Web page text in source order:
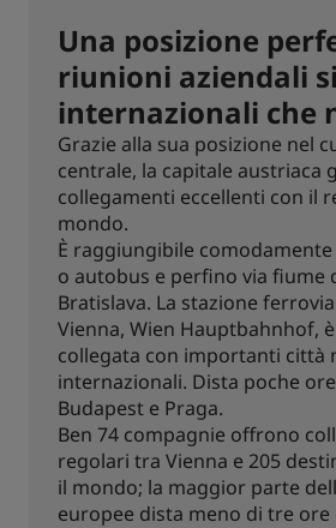
Una posizione
riunioni aziendali
internazionali che
Grazie alla sua posizione nel
centrale, la capitale austriaca
collegamenti eccellenti con il
mondo.
È raggiungibile
o autobus e perfino via fiume
Bratislava. La stazione
Vienna, Wien Hauptbahnhof,
collegata con importanti città
internazionali. Dista poche
Budapest e Praga.
Ben 74 compagnie offrono
regolari tra Vienna e 205
il mondo; la maggior parte
europee dista meno di tre ore